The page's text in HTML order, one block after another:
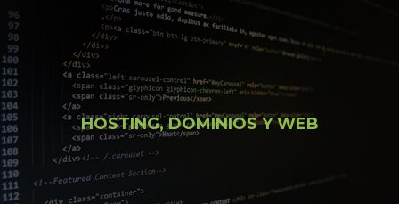
HOSTING, DOMINIOS Y WEB